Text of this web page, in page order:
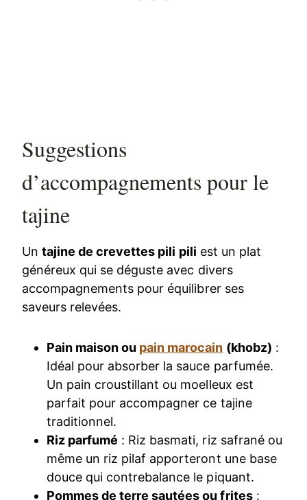
Suggestions
d’accompagnements pour le
tajine
Untajine de crevettes pili pili est un plat
généreux qui se déguste avec divers
accompagnements pour équilibrer ses
saveurs relevées.
Pain maison ou pain marocain (khobz) :
Idéal pour absorber la sauce parfumée.
Un pain croustillant ou moelleux est
parfait pour accompagner ce tajine
traditionnel.
Riz parfumé : Riz basmati, riz safrané ou
même un riz pilaf apporteront une base
douce qui contrebalance le piquant.
Pommes de terre sautées ou frites: